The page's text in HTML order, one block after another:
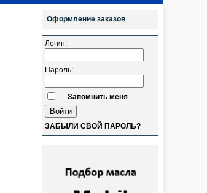
Оформление заказов
Логин:
Пароль:
Запомнить меня
ЗАБЫЛИ СВОЙ ПАРОЛЬ?